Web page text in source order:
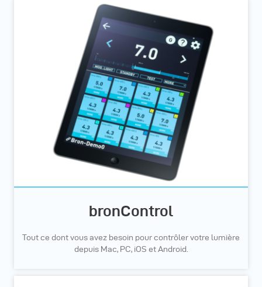
bronControl
Tout ce dont vous avez besoin pour contrôler votre lumière
depuis Mac, PC, iOS et Android.